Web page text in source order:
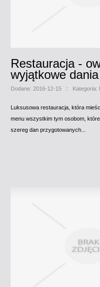
Restauracja -
wyjątkowe dania
Dodane: 2016-12-15 :: Kategoria:
Luksusowa restauracja, która
menu wszystkim tym osobom,
szereg dan przygotowanych...